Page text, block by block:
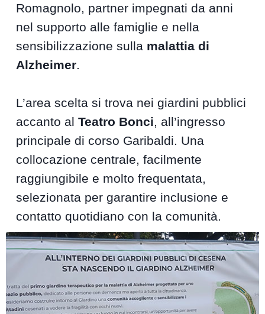
Romagnolo, partner impegnati da anni
nel supporto alle famiglie e nella
sensibilizzazione sulla malattia di
Alzheimer.
L’area scelta si trova nei giardini pubblici
accanto alTeatro Bonci, all’ingresso
principale di corso Garibaldi. Una
collocazione centrale, facilmente
raggiungibile e molto frequentata,
selezionata per garantire inclusione e
contatto quotidiano con la comunità.